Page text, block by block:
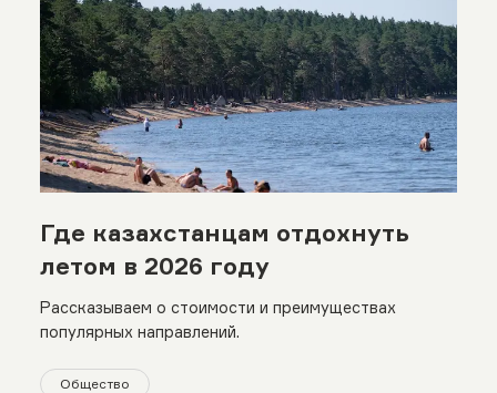
Где казахстанцам отдохнуть
летом в 2026 году
Рассказываем о стоимости и преимуществах
популярных направлений.
Общество